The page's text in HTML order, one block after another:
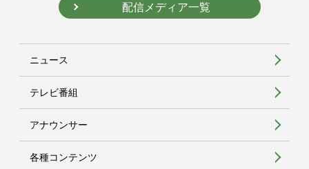
配信メディア一覧
ニュース
テレビ番組
アナウンサー
各種コンテンツ